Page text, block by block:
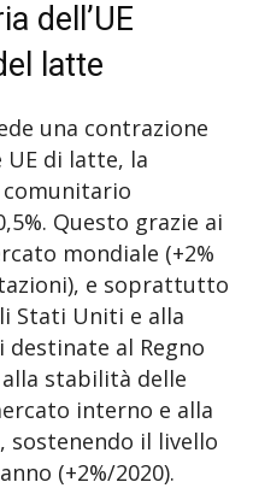
dell’UE
latte
una contrazione
UE di latte, la
Questo grazie ai
mondiale (+2%
e soprattutto
Stati Uniti e alla
al Regno
stabilità delle
interno e alla
sostenendo il livello
(+2%/2020).